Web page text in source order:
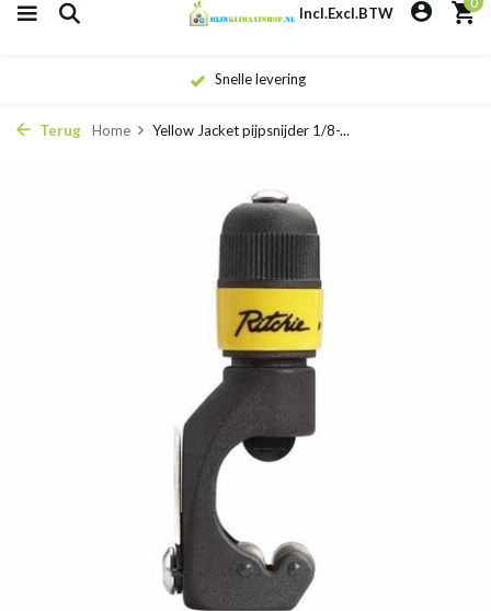
Incl.Excl.BTW
Snelle levering
Terug Home Yellow Jacket pijpsnijder 1/8-...